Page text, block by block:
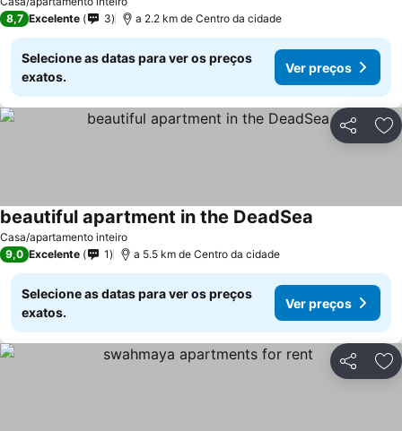
8,7 Excelente 3 a 2.2 km de Centro da cidade
Selecione as datas para ver os preços
exatos.
Ver preços
Partilhar
Casa/apartamento inteiro
beautiful apartment in the DeadSea
9,0 Excelente 1 a 5.5 km de Centro da cidade
Selecione as datas para ver os preços
exatos.
Ver preços
Partilhar